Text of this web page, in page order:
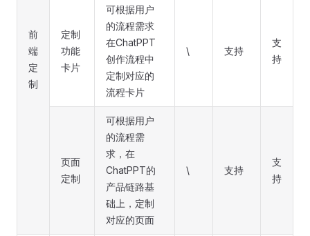
前
端
定
制
定制
功能
卡片
可根据用户
的流程需求
在ChatPPT
创作流程中
定制对应的
流程卡片
\ 支持
支
持
页面
定制
可根据用户
的流程需
求，在
ChatPPT的
产品链路基
础上，定制
对应的页面
\ 支持
支
持